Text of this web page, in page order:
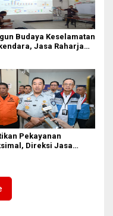
Budaya Keselamatan
Jasa Raharja
Pekayanan
Direksi Jasa